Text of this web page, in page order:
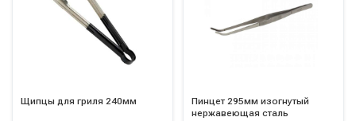
Щипцы для гриля 240мм
Пинцет 295мм изогнутый
нержавеющая сталь